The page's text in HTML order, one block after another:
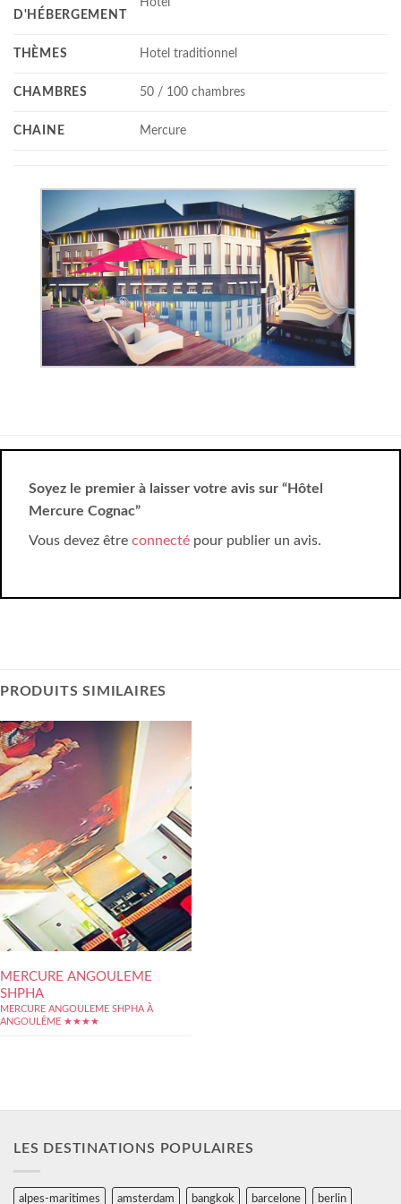
D'HÉBERGEMENT
THÈMES Hotel traditionnel
CHAMBRES 50 / 100 chambres
CHAINE Mercure
Soyez le premier à laisser votre avis sur “Hôtel
Mercure Cognac”
Vous devez être connecté pour publier un avis.
PRODUITS SIMILAIRES
MERCURE ANGOULEME
SHPHA
MERCURE ANGOULEME SHPHA À
ANGOULÊME ★★★★
LES DESTINATIONS POPULAIRES
alpes-maritimes amsterdam bangkok barcelone berlin